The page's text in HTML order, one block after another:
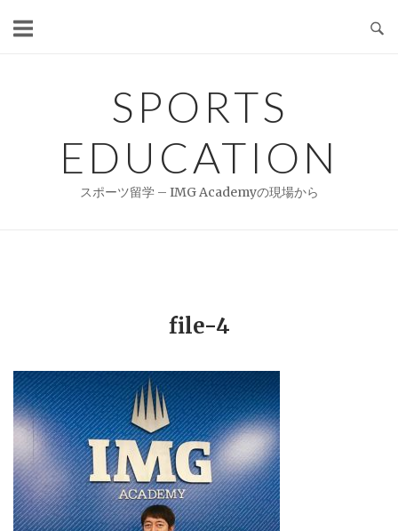
SPORTS
EDUCATION
スポーツ留学 – IMG Academyの現場から
file-4